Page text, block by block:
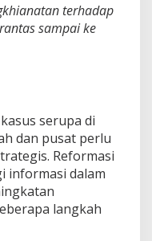
terhadap
sampai ke
serupa di
dan pusat perlu
Reformasi
informasi dalam
langkah